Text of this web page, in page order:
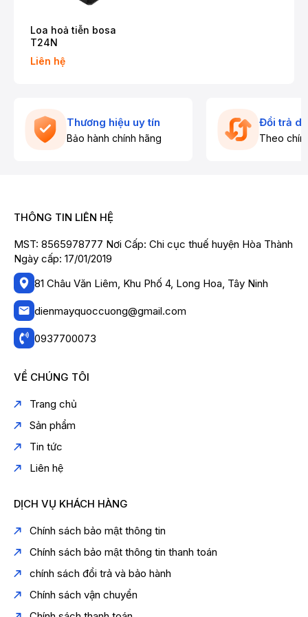
Loa hoả tiễn bosa
T24N
Liên hệ
Thương hiệu uy tín
Bảo hành chính hãng
Đổi trả
Theo
THÔNG TIN LIÊN HỆ
MST: 8565978777 Nơi Cấp: Chi cục thuế huyện Hòa Thành
Ngày cấp: 17/01/2019
81 Châu Văn Liêm, Khu Phố 4, Long Hoa, Tây Ninh
dienmayquoccuong@gmail.com
0937700073
VỀ CHÚNG TÔI
Trang chủ
Sản phẩm
Tin tức
Liên hệ
DỊCH VỤ KHÁCH HÀNG
Chính sách bảo mật thông tin
Chính sách bảo mật thông tin thanh toán
chính sách đổi trả và bảo hành
Chính sách vận chuyển